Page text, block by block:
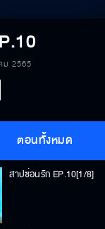
ม 2565
ตอนทั้งหมด
สาปซ่อนรัก EP.10[1/8]